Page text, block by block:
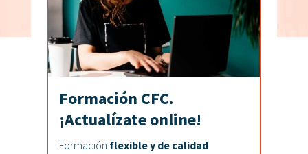
Formación CFC.
¡Actualízate online!
Formación flexible y de calidad